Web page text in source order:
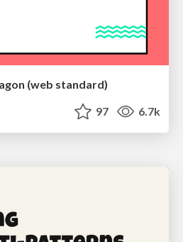
(web standard)
97 6.7k